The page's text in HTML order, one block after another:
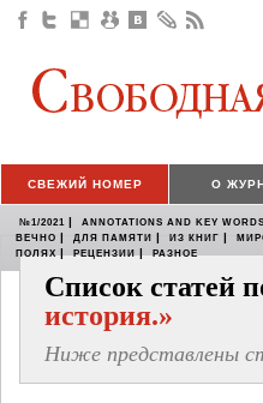
СВЕЖИЙ НОМЕР О
№1/2021 | ANNOTATIONS AND KEY WORDS
ВЕЧНО | ДЛЯ ПАМЯТИ | ИЗ КНИГ |
ПОЛЯХ | РЕЦЕНЗИИ | РАЗНОЕ
Список статей
история.»
Ниже представлены